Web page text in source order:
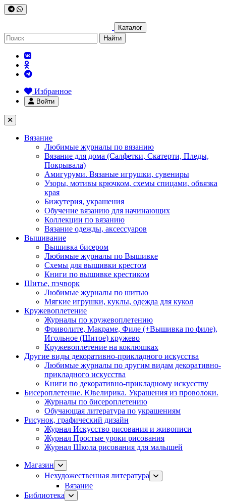
Каталог
Найти
Избранное
Войти
Вязание
Любимые журналы по вязанию
Вязание для дома (Салфетки, Скатерти, Пледы,
Покрывала)
Амигуруми. Вязаные игрушки, сувениры
Узоры, мотивы крючком, схемы спицами, обвязка
края
Бижутерия, украшения
Обучение вязанию для начинающих
Коллекции по вязанию
Вязание одежды, аксессуаров
Вышивание
Вышивка бисером
Любимые журналы по Вышивке
Схемы для вышивки крестом
Книги по вышивке крестиком
Шитье, пэчворк
Любимые журналы по шитью
Мягкие игрушки, куклы, одежда для кукол
Кружевоплетение
Журналы по кружевоплетению
Фриволите, Макраме, Филе (+Вышивка по филе),
Игольное (Шитое) кружево
Кружевоплетение на коклюшках
Другие виды декоративно-прикладного искусства
Любимые журналы по другим видам декоративно-
прикладного искусства
Книги по декоративно-прикладному искусству
Бисероплетение. Ювелирика. Украшения из проволоки.
Журналы по бисероплетению
Обучающая литература по украшениям
Рисунок, графический дизайн
Журнал Искусство рисования и живописи
Журнал Простые уроки рисования
Журнал Школа рисования для малышей
Магазин
Нехудожественная литература
Вязание
Библиотека